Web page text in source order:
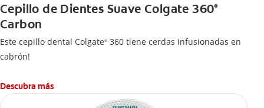
Cepillo de Dientes Suave Colgate 360°
Carbon
Este cepillo dental Colgate® 360 tiene cerdas infusionadas en
cabrón!
Descubra más